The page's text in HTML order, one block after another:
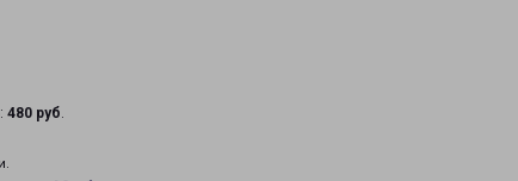
480 руб.